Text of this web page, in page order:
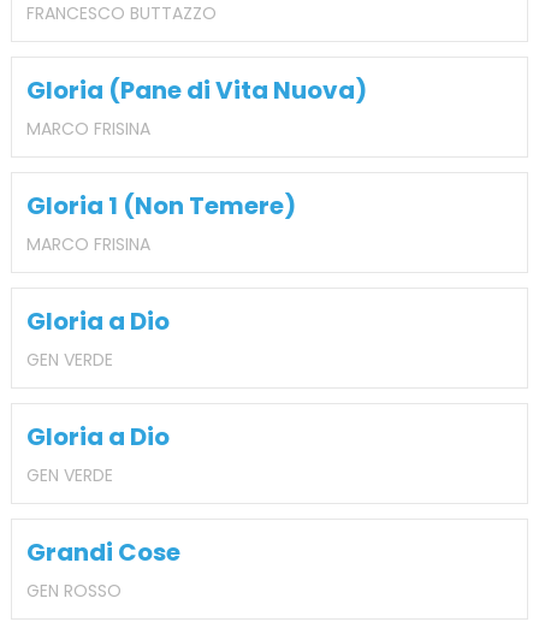
FRANCESCO BUTTAZZO
Gloria (Pane di Vita Nuova)
MARCO FRISINA
Gloria 1 (Non Temere)
MARCO FRISINA
Gloria a Dio
GEN VERDE
Gloria a Dio
GEN VERDE
Grandi Cose
GEN ROSSO